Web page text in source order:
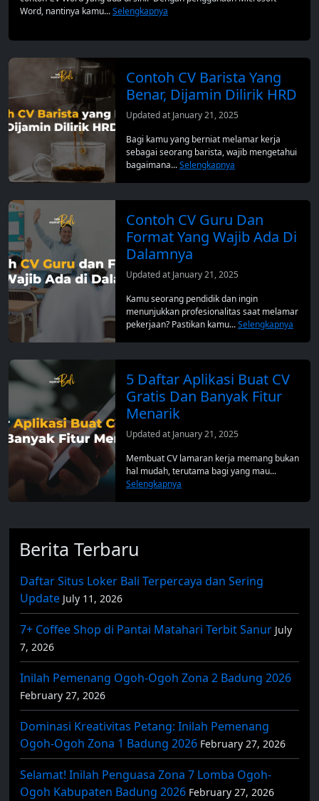
Word, nantinya kamu...Selengkapnya
Contoh CV Barista Yang
Benar, Dijamin Dilirik HRD
Updated at January 21, 2025
Bagi kamu yang berniat melamar kerja
sebagai seorang barista, wajib mengetahui
bagaimana...Selengkapnya
Contoh CV Guru Dan
Format Yang Wajib Ada Di
Dalamnya
Updated at January 21, 2025
Kamu seorang pendidik dan ingin
menunjukkan profesionalitas saat melamar
pekerjaan? Pastikan kamu...Selengkapnya
5 Daftar Aplikasi Buat CV
Gratis Dan Banyak Fitur
Menarik
Updated at January 21, 2025
Membuat CV lamaran kerja memang bukan
hal mudah, terutama bagi yang mau...
Selengkapnya
Berita Terbaru
Daftar Situs Loker Bali Terpercaya dan Sering
Update July 11, 2026
7+ Coffee Shop di Pantai Matahari Terbit Sanur July
7, 2026
Inilah Pemenang Ogoh-Ogoh Zona 2 Badung 2026
February 27, 2026
Dominasi Kreativitas Petang: Inilah Pemenang
Ogoh-Ogoh Zona 1 Badung 2026 February 27, 2026
Selamat! Inilah Penguasa Zona 7 Lomba Ogoh-
Ogoh Kabupaten Badung 2026 February 27, 2026